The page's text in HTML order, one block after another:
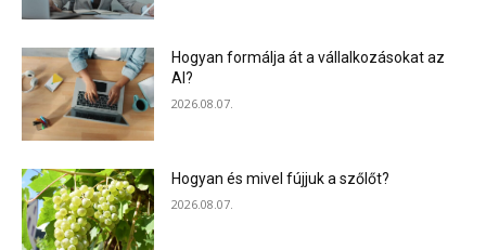
Hogyan formálja át a vállalkozásokat az
AI?
2026.08.07.
Hogyan és mivel fújjuk a szőlőt?
2026.08.07.